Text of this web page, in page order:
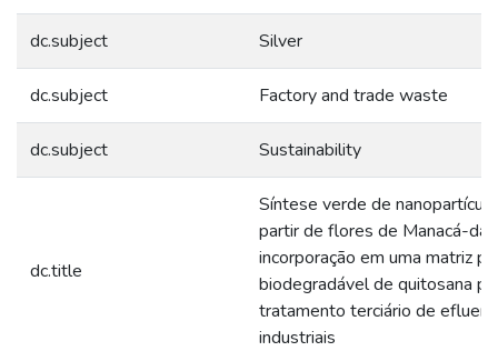
dc.subject Silver
dc.subject Factory and trade waste
dc.subject Sustainability
dc.title
Síntese verde de
partir de flores de Manacá-
incorporação em uma matriz
biodegradável de quitosana
tratamento terciário de
industriais